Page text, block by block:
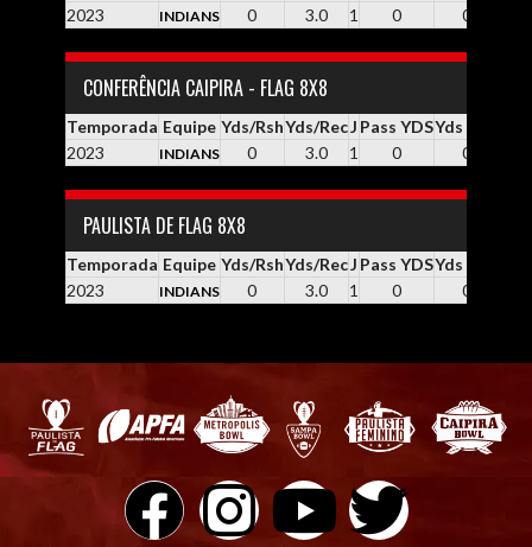
2023
INDIANS 0 3.0 1 0 0.0
CONFERÊNCIA CAIPIRA - FLAG 8X8
Temporada Equipe Yds/RshYds/RecJ Pass YDSYds / Pass
2023
INDIANS 0 3.0 1 0 0.0
PAULISTA DE FLAG 8X8
Temporada Equipe Yds/RshYds/RecJ Pass YDSYds / Pass
2023
INDIANS 0 3.0 1 0 0.0